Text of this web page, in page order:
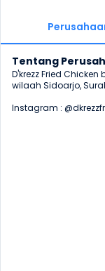
Tentang
D'krezz Fried
wilaah Sidoarjo,
Instagram :